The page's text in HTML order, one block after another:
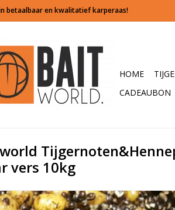
HOME
CADEAUBON
vers 10kg